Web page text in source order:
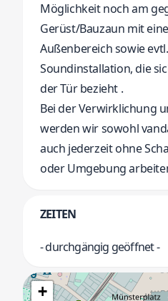
Möglichkeit noch am
Gerüst/Bauzaun mit
Außenbereich sowie
Soundinstallation, die
der Tür bezieht .
Bei der Verwirklichung
werden wir sowohl
auch jederzeit ohne
oder Umgebung
ZEITEN
- durchgängig geöffnet -
+